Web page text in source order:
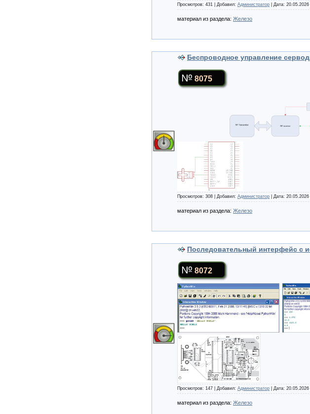
Просмотров: 431 | Добавил: Администратор | Дата: 20.05.2026
материал из раздела: Железо
Беспроводное управление
8075
Просмотров: 308 | Добавил: Администратор | Дата: 20.05.2026
материал из раздела: Железо
Последовательный интерфейс с
8072
Просмотров: 147 | Добавил: Администратор | Дата: 20.05.2026
материал из раздела: Железо